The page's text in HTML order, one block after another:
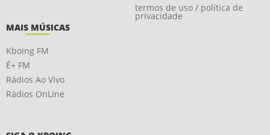
termos de uso / política de
privacidade
MAIS MÚSICAS
Kboing FM
É+ FM
Rádios Ao Vivo
Rádios OnLine